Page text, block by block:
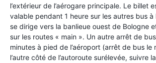
l’extérieur de l’aérogare principale. Le billet
valable pendant 1 heure sur les autres bus à
se dirige vers la banlieue ouest de Bologne
sur les routes « main ». Un autre arrêt de
minutes à pied de l’aéroport (arrêt de bus le
l’autre côté de l’autoroute surélevée, suivre